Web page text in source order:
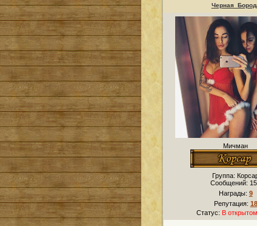
Мичман
Группа:
Сообщений:
Награды: 9
Репутация: 18
Статус: В